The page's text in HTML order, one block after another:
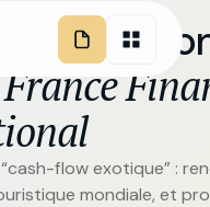
en
France
“cash-flow exotique” :
mondiale, et